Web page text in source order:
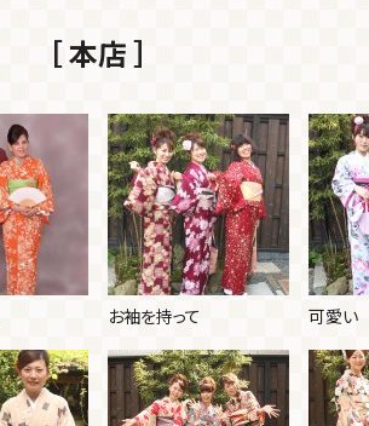
［ 本店 ］
お袖を持って 可愛い